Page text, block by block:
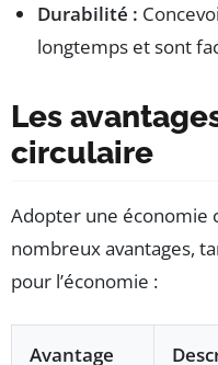
Durabilité :
longtemps et sont
Les
circulaire
Adopter une économie
nombreux avantages,
pour l’économie :
Avantage